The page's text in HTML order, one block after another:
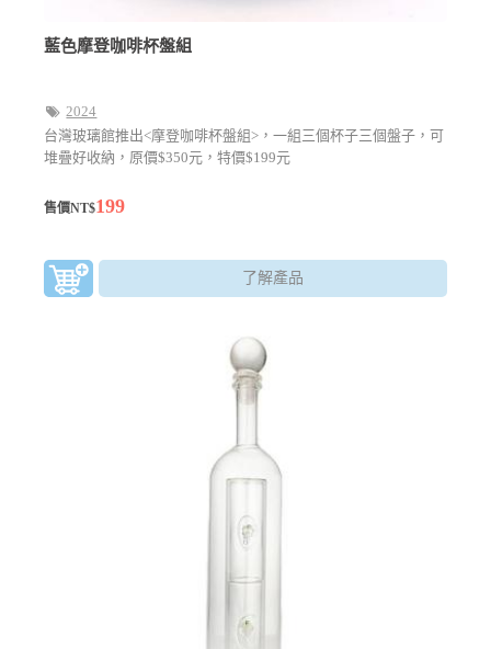
藍色摩登咖啡杯盤組
2024
台灣玻璃館推出<摩登咖啡杯盤組>，一組三個杯子三個盤子，可
堆疊好收納，原價$350元，特價$199元
售價NT$199
了解產品